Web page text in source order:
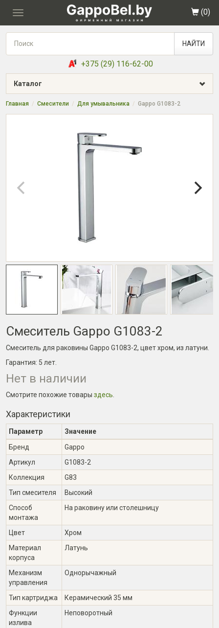
Toggle
(0)
НАЙТИ
+375 (29) 116-62-00
Каталог
Главная Смесители Для умывальника Gappo G1083-2
Смеситель Gappo G1083-2
Смеситель для раковины Gappo G1083-2, цвет хром, из латуни.
Гарантия: 5 лет
Нет в наличии
Смотрите похожие товары здесь
Характеристики
Параметр
Значение
Бренд
Gappo
Артикул
G1083-2
Коллекция
G83
Тип смесителя
Высокий
Способ
монтажа
На раковину или столешницу
Цвет
Хром
Материал
корпуса
Латунь
Механизм
управления
Однорычажный
Тип картриджа
Керамический 35 мм
Функции
излива
Неповоротный